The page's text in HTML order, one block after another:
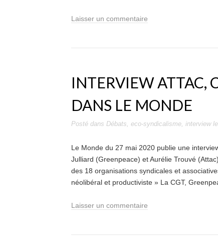
Laisser un commentaire
INTERVIEW ATTAC,
DANS LE MONDE
Posté dans Débats, eco-syndicalisme, interviewle
Le Monde du 27 mai 2020 publie une
Julliard (Greenpeace) et Aurélie Trouvé
des 18 organisations syndicales et
néolibéral et productiviste » La CGT,
Laisser un commentaire